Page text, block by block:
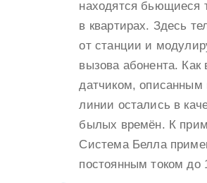
находятся бьющиеся
в квартирах. Здесь
от станции и
вызова абонента. Как
датчиком,
линии остались в
былых времён. К
Система Белла
постоянным током до